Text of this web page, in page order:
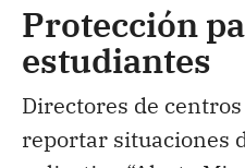
Protección
estudiantes
Directores de
reportar situaciones